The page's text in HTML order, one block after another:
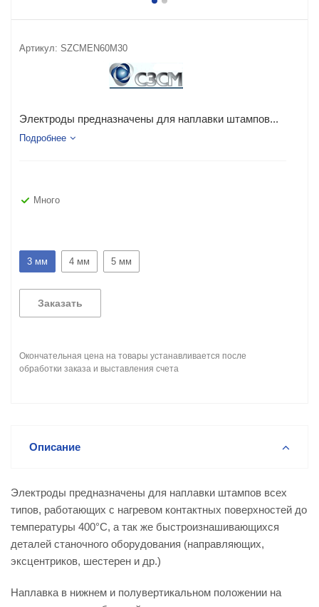
Артикул: SZCMEN60M30
Электроды предназначены для наплавки штампов...
Подробнее
Много
3 мм 4 мм 5 мм
Заказать
Окончательная цена на товары устанавливается после
обработки заказа и выставления счета
Описание
Электроды предназначены для наплавки штампов всех
типов, работающих с нагревом контактных поверхностей до
температуры 400°С, а так же быстроизнашивающихся
деталей станочного оборудования (направляющих,
эксцентриков, шестерен и др.)
Наплавка в нижнем и полувертикальном положении на